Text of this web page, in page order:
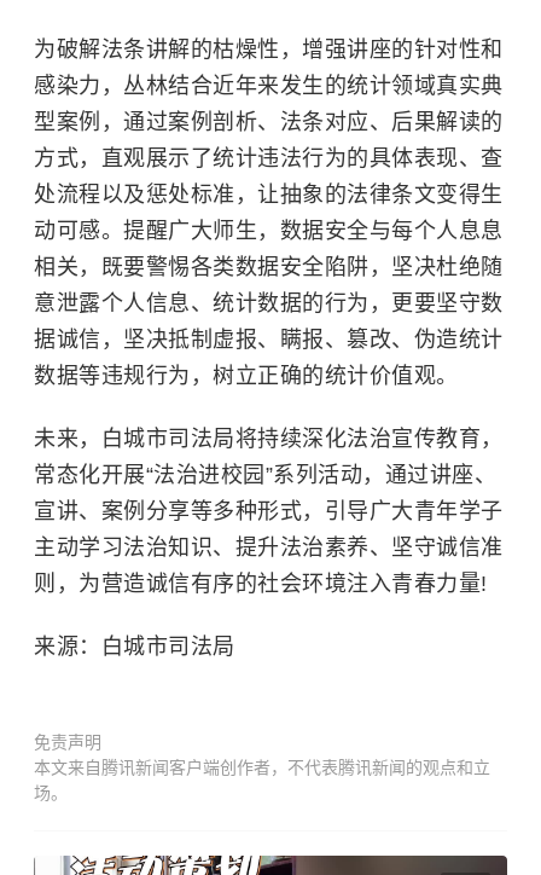
为破解法条讲解的枯燥性，增强讲座的针对性和
感染力，丛林结合近年来发生的统计领域真实典
型案例，通过案例剖析、法条对应、后果解读的
方式，直观展示了统计违法行为的具体表现、查
处流程以及惩处标准，让抽象的法律条文变得生
动可感。提醒广大师生，数据安全与每个人息息
相关，既要警惕各类数据安全陷阱，坚决杜绝随
意泄露个人信息、统计数据的行为，更要坚守数
据诚信，坚决抵制虚报、瞒报、篡改、伪造统计
数据等违规行为，树立正确的统计价值观。
未来，白城市司法局将持续深化法治宣传教育，
常态化开展“法治进校园”系列活动，通过讲座、
宣讲、案例分享等多种形式，引导广大青年学子
主动学习法治知识、提升法治素养、坚守诚信准
则，为营造诚信有序的社会环境注入青春力量!
来源：白城市司法局
免责声明
本文来自腾讯新闻客户端创作者，不代表腾讯新闻的观点和立
场。